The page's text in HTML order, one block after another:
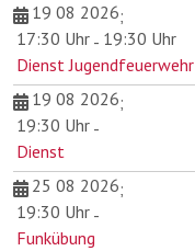
19 08 2026;
17:30 Uhr - 19:30 Uhr
Dienst Jugendfeuerwehr
19 08 2026;
19:30 Uhr -
Dienst
25 08 2026;
19:30 Uhr -
Funkübung